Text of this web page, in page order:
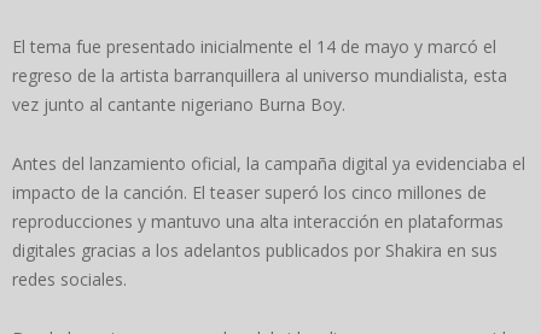
El tema fue presentado inicialmente el 14 de mayo y marcó el
regreso de la artista barranquillera al universo mundialista, esta
vez junto al cantante nigeriano Burna Boy.
Antes del lanzamiento oficial, la campaña digital ya evidenciaba el
impacto de la canción. El teaser superó los cinco millones de
reproducciones y mantuvo una alta interacción en plataformas
digitales gracias a los adelantos publicados por Shakira en sus
redes sociales.